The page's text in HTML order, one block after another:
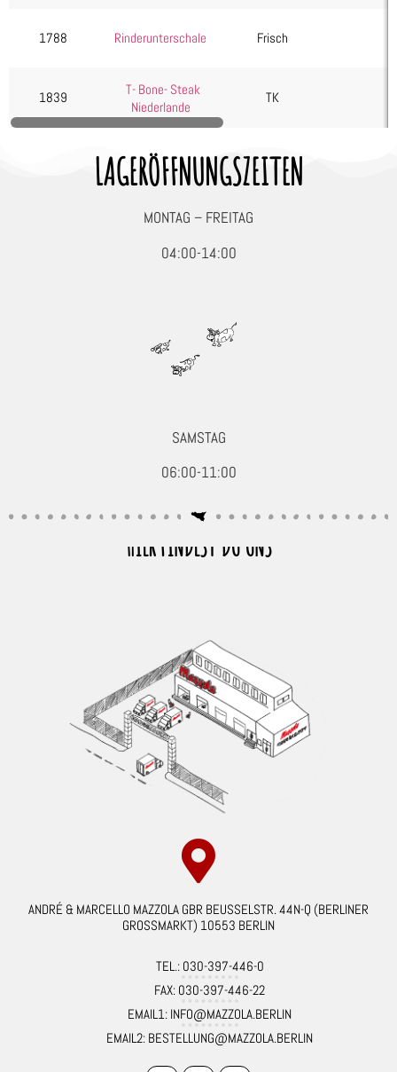
1788 Rinderunterschale Frisch
1839
T- Bone- Steak
Niederlande
TK
LAGERÖFFNUNGSZEITEN
MONTAG – FREITAG
04:00-14:00
SAMSTAG
06:00-11:00
HIER FINDEST DU UNS
ANDRÉ & MARCELLO MAZZOLA GBR BEUSSELSTR. 44N-Q (BERLINER
GROSSMARKT) 10553 BERLIN
TEL.: 030-397-446-0
FAX: 030-397-446-22
EMAIL1: INFO@MAZZOLA.BERLIN
EMAIL2: BESTELLUNG@MAZZOLA.BERLIN